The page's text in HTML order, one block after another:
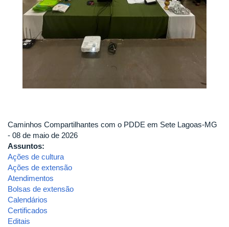
Caminhos Compartilhantes com o PDDE em Sete Lagoas-MG
- 08 de maio de 2026
Assuntos:
Ações de cultura
Ações de extensão
Atendimentos
Bolsas de extensão
Calendários
Certificados
Editais